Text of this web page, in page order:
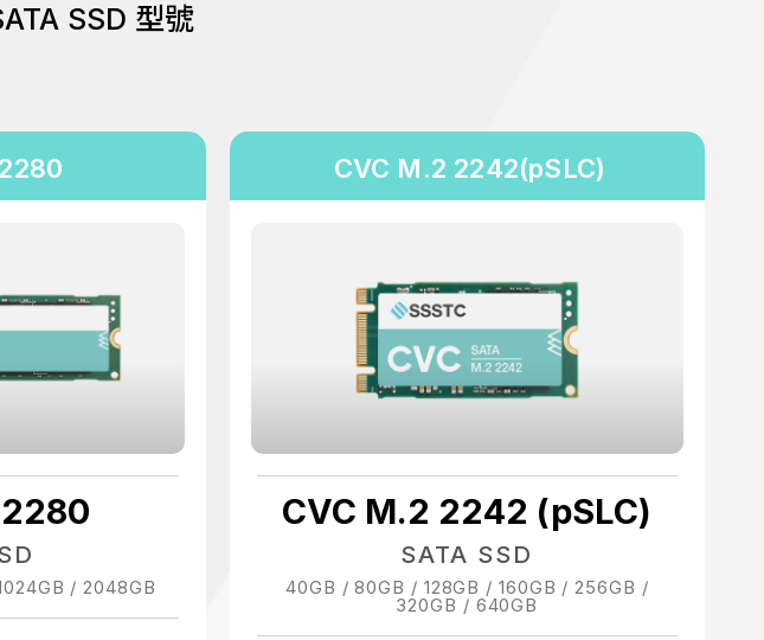
SSD 型號
/ 2048GB
CVC M.2 2242(pSLC)
CVC M.2 2242 (pSLC)
SATA SSD
40GB / 80GB / 128GB / 160GB / 256GB /
320GB / 640GB